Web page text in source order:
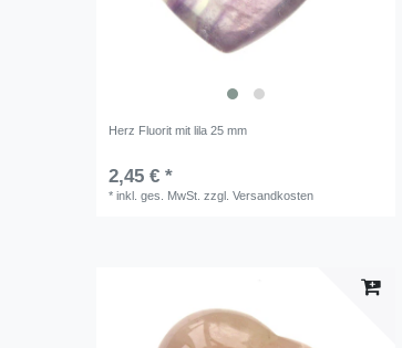
Herz Fluorit mit lila 25 mm
2,45 € *
*inkl. ges. MwSt. zzgl.Versandkosten